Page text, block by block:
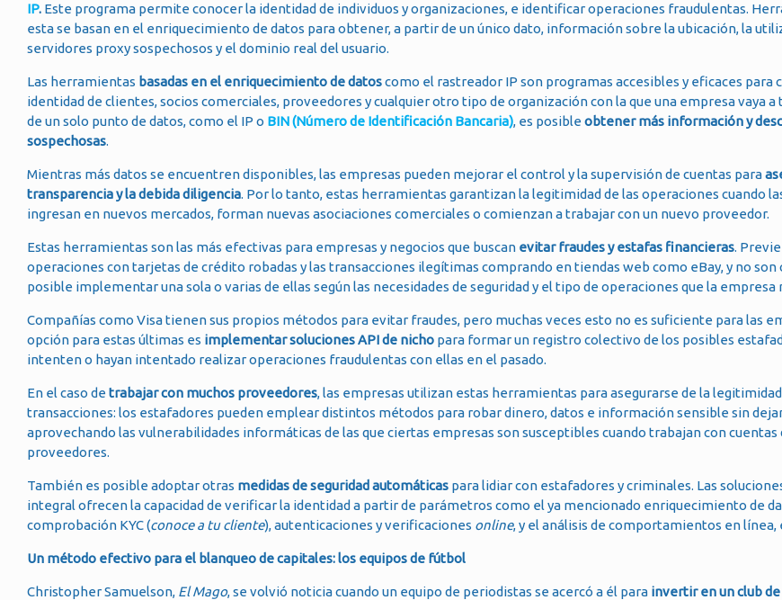
IP. Este programa permite conocer la identidad de individuos y organizaciones, e identificar operaciones fraudulentas.
esta se basan en el enriquecimiento de datos para obtener, a partir de un único dato, información sobre la ubicación, la
servidores proxy sospechosos y el dominio real del usuario.
Las herramientas basadas en el enriquecimiento de datoscomo el rastreador IP son programas accesibles y eficaces para
identidad de clientes, socios comerciales, proveedores y cualquier otro tipo de organización con la que una empresa vaya a
de un solo punto de datos, como el IP o BIN (Número de Identificación Bancaria), es posibleobtener más información y
sospechosas.
Mientras más datos se encuentren disponibles, las empresas pueden mejorar el control y la supervisión de cuentas para
transparencia y la debida diligencia. Por lo tanto, estas herramientas garantizan la legitimidad de las operaciones cuando
ingresan en nuevos mercados, forman nuevas asociaciones comerciales o comienzan a trabajar con un nuevo proveedor.
Estas herramientas son las más efectivas para empresas y negocios que buscan evitar fraudes y estafas financieras.
operaciones con tarjetas de crédito robadas y las transacciones ilegítimas comprando en tiendas web como eBay, y no son
posible implementar una sola o varias de ellas según las necesidades de seguridad y el tipo de operaciones que la empresa
Compañías como Visa tienen sus propios métodos para evitar fraudes, pero muchas veces esto no es suficiente para las
opción para estas últimas es implementar soluciones API de nicho para formar un registro colectivo de los posibles
intenten o hayan intentado realizar operaciones fraudulentas con ellas en el pasado.
En el caso detrabajar con muchos proveedores, las empresas utilizan estas herramientas para asegurarse de la legitimidad
transacciones: los estafadores pueden emplear distintos métodos para robar dinero, datos e información sensible sin
aprovechando las vulnerabilidades informáticas de las que ciertas empresas son susceptibles cuando trabajan con
proveedores.
También es posible adoptar otras medidas de seguridad automáticas para lidiar con estafadores y criminales. Las
integral ofrecen la capacidad de verificar la identidad a partir de parámetros como el ya mencionado enriquecimiento de
comprobación KYC (conoce a tu cliente), autenticaciones y verificaciones online, y el análisis de comportamientos en
Un método efectivo para el blanqueo de capitales: los equipos de fútbol
Christopher Samuelson, El Mago, se volvió noticia cuando un equipo de periodistas se acercó a él para invertir en un club